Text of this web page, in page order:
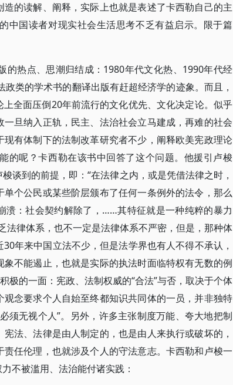
的读解、阐释，实际上也就是表述了卡西勒自己的主
中国读者对现实社会生活思考不乏有益启示。限于篇
的热点、思潮归结成：1980年代文化热、1990年代经
类的学术书的翻译出版有赶超经济学的迹象。而且，
全面压倒20年前流行的文化优先、文化决定论。似乎
旦纳入正轨，民主、法治社会立马建成，再难的社会
有体制下的法制改革研究者不少，阐释欧美宪政理论
的呢？卡西勒在该书中回答了这个问题。他援引卢梭
谈到的前提，即：“在法律之内，或是凭借法律之时，
个公民或某些阶层颁布了任何一条例外的法令，那么
溃：社会契约解除了，……其特征就是一种纯粹的暴力
法律体系，也不一定是法律体系不严密，但是，那种体
年来中国立法不少，但是法学界也有人不得不承认，
不能遏止，也就是实际的执法时面临特权有无数的例
极的一面：宪政、法制权威的“合法”与否，取决于个体
念要求个人自始至终都知识共同体的一员，并非独特
须无视个人”。另外，许多主张制度万能、夸大地把制
法、法律是由人制定的，也是由人来执行或破坏的，
任伦理，也就涉及个人的守法意志。卡西勒和卢梭一
不被滥用、法治能付诸实践：